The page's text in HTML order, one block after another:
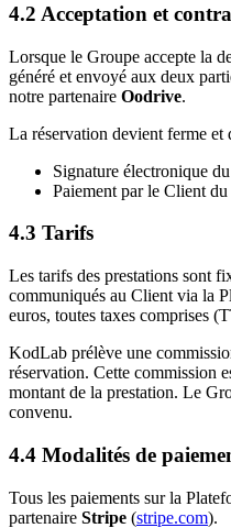
4.2 Acceptation et
Lorsque le Groupe accepte la
généré et envoyé aux deux
notre partenaire Oodrive.
La réservation devient ferme
Signature électronique
Paiement par le Client
4.3 Tarifs
Les tarifs des prestations sont
communiqués au Client via la
euros, toutes taxes comprises
KodLab prélève une
réservation. Cette commission
montant de la prestation. Le
convenu.
4.4 Modalités de
Tous les paiements sur la
partenaire Stripe (stripe.com).